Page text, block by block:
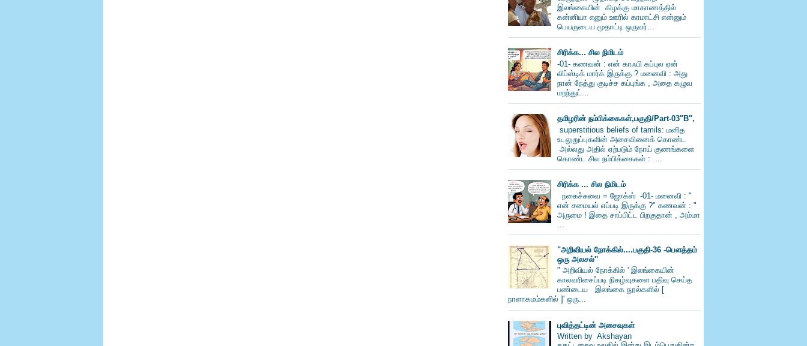
இலங்கையின் கிழக்கு மாகாணத்தில்
கன்னியா எனும் ஊரில் காமாட்சி என்னும்
பெயருடைய மூதாட்டி ஒருவர்...
சிரிக்க... சில நிமிடம்
-01- கணவன் : என் காஃபி கப்புல ஏன்
லிப்ஸ்டிக் மார்க் இருக்கு ? மனைவி : அது
நான் நேத்து குடிச்ச கப்புங்க , அதை கழுவ
மறந்துட்...
தமிழரின் நம்பிக்கைகள்,பகுதி/Part-03"B",
superstitious beliefs of tamils: மனித
உடலுறுப்புகளின் அசைவினைக் கொண்ட
அல்லது அதில் ஏற்படும் நோய் குணங்களை
கொண்ட சில நம்பிக்கைகள் : ...
சிரிக்க ... சில நிமிடம்
நகைச்சுவை = ஜோக்ஸ் -01- மனைவி : "
என் சமையல் எப்படி இருக்கு ?" கணவன் : "
அருமை ! இதை சாப்பிட்ட பிறகுதான் , அம்மா
"அறிவியல் நோக்கில்....பகுதி-36 -பெளத்தம்
ஒரு அலசல்''
" அறிவியல் நோக்கில் ' இலங்கையின்
காலவரிசைப்படி நிகழ்வுகளை பதிவு செய்த
பண்டைய இலங்கை நூல்களில் [
நாளாகமம்களில் ]' ஒரு...
புவித்தட்டின் அசைவுகள்
Written by Akshayan